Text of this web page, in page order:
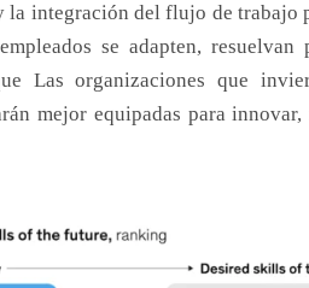
integración del flujo de trabajo
se adapten, resuelvan
Las organizaciones que
mejor equipadas para